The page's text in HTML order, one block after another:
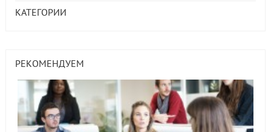
КАТЕГОРИИ
РЕКОМЕНДУЕМ